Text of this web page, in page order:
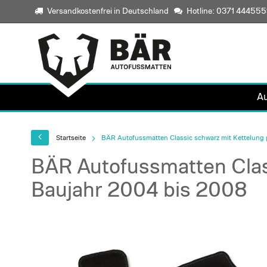
Versandkostenfrei in Deutschland Hotline: 0371
Startseite BÄR Autofussmatten Classic schwarz mit
BÄR Autofussmatten
Baujahr 2004 bis 2008